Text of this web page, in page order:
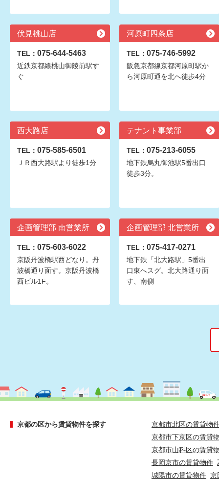
伏見桃山店
TEL： 075-644-5463
近鉄京都線桃山御陵前駅す
ぐ
河原町四条店
TEL： 075-746-5992
阪急京都線京都河原町駅か
ら河原町通を北へ徒歩4分
西大路店
TEL： 075-585-6501
ＪＲ西大路駅より徒歩1分
テナント事業部
TEL： 075-213-6055
地下鉄烏丸御池駅5番出口
徒歩3分。
企画管理部 南営業所
TEL： 075-603-6022
京阪丹波橋駅西どなり。丹
波橋通り面す。京阪丹波橋
西ビル1F。
企画管理部 北営業所
TEL： 075-417-0271
地下鉄「北大路駅」5番出
口東へスグ。北大路通り面
す、南側
京都の区から賃貸物件を探す
京都市北区の賃貸物
京都市下京区の賃貸
京都市山科区の賃貸
長岡京市の賃貸物件
城陽市の賃貸物件 京